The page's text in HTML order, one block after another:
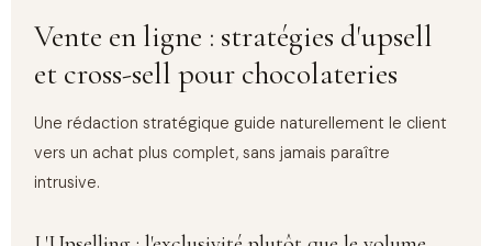
Vente en ligne : stratégies d'upsell
et cross-sell pour chocolateries
Une rédaction stratégique guide naturellement le client
vers un achat plus complet, sans jamais paraître
intrusive.